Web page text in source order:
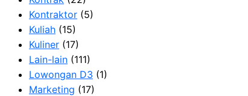
Kontraktor (5)
Kuliah (15)
Kuliner (17)
Lain-lain (111)
Lowongan D3 (1)
Marketing (17)